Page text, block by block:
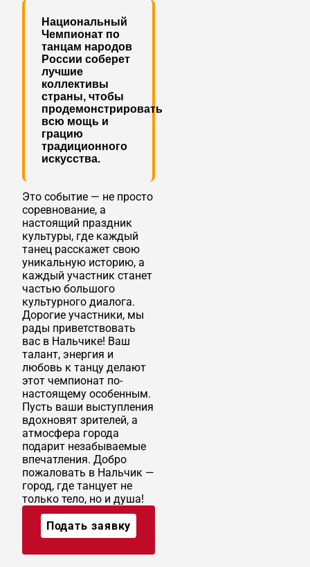
Национальный
Чемпионат по
танцам народов
России соберет
лучшие
коллективы
страны, чтобы
продемонстрировать
всю мощь и
грацию
традиционного
искусства.
Это событие — не просто
соревнование, а
настоящий праздник
культуры, где каждый
танец расскажет свою
уникальную историю, а
каждый участник станет
частью большого
культурного диалога.
Дорогие участники, мы
рады приветствовать
вас в Нальчике! Ваш
талант, энергия и
любовь к танцу делают
этот чемпионат по-
настоящему особенным.
Пусть ваши выступления
вдохновят зрителей, а
атмосфера города
подарит незабываемые
впечатления. Добро
пожаловать в Нальчик —
город, где танцует не
только тело, но и душа!
Подать заявку